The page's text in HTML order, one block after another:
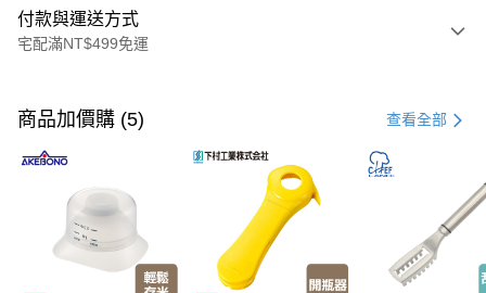
付款與運送方式
宅配滿NT$499免運
信用卡一次付款
LINE Pay
Apple Pay
悠遊付
商品加價購 (5) 查看全部